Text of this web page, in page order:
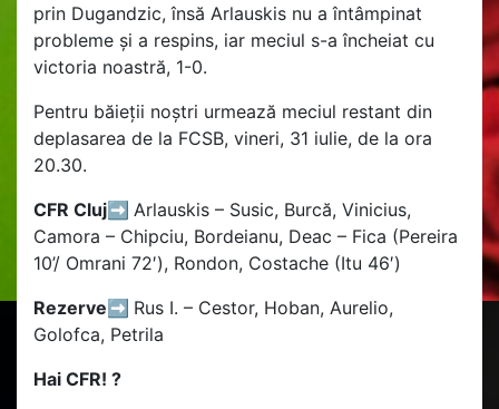
prin Dugandzic, însă Arlauskis nu a întâmpinat
probleme și a respins, iar meciul s-a încheiat cu
victoria noastră, 1-0.
Pentru băieții noștri urmează meciul restant din
deplasarea de la FCSB, vineri, 31 iulie, de la ora
20.30.
CFR Cluj➡️ Arlauskis – Susic, Burcă, Vinicius,
Camora – Chipciu, Bordeianu, Deac – Fica (Pereira
10’/ Omrani 72′), Rondon, Costache (Itu 46′)
Rezerve➡️ Rus I. – Cestor, Hoban, Aurelio,
Golofca, Petrila
Hai CFR! ?